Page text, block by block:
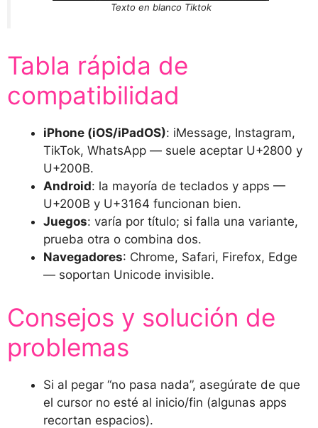
Texto en blanco Tiktok
Tabla rápida de
compatibilidad
iPhone (iOS/iPadOS): iMessage, Instagram,
TikTok, WhatsApp — suele aceptar U+2800 y
U+200B.
Android: la mayoría de teclados y apps —
U+200B y U+3164 funcionan bien.
Juegos: varía por título; si falla una variante,
prueba otra o combina dos.
Navegadores: Chrome, Safari, Firefox, Edge
— soportan Unicode invisible.
Consejos y solución de
problemas
Si al pegar “no pasa nada”, asegúrate de que
el cursor no esté al inicio/fin (algunas apps
recortan espacios).